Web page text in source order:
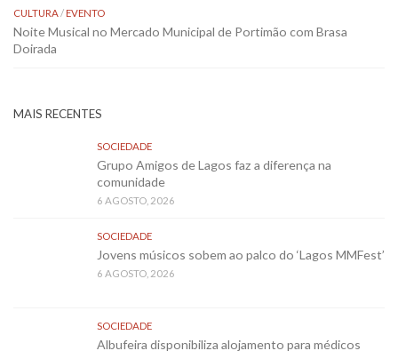
CULTURA/EVENTO
Noite Musical no Mercado Municipal de Portimão com Brasa
Doirada
MAIS RECENTES
SOCIEDADE
Grupo Amigos de Lagos faz a diferença na
comunidade
6 AGOSTO, 2026
SOCIEDADE
Jovens músicos sobem ao palco do ‘Lagos MMFest’
6 AGOSTO, 2026
SOCIEDADE
Albufeira disponibiliza alojamento para médicos